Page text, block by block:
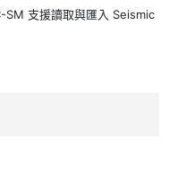
支援讀取與匯入 Seismic